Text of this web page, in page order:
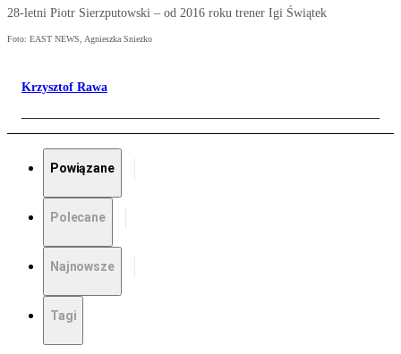
28-letni Piotr Sierzputowski – od 2016 roku trener Igi Świątek
Foto: EAST NEWS, Agnieszka Sniezko
Krzysztof Rawa
Powiązane
Polecane
Najnowsze
Tagi